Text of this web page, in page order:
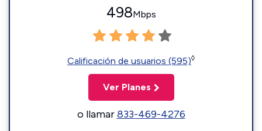
498Mbps
Calificación de usuarios (595)◊
Ver Planes
o llamar833-469-4276